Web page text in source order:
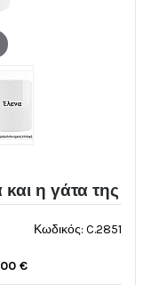
η γάτα της
Κωδικός: C.2851
€